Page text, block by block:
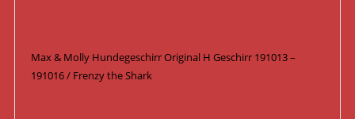
Max & Molly Hundegeschirr Original H Geschirr 191013 –
191016 / Frenzy the Shark